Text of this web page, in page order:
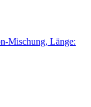
Mischung, Länge: